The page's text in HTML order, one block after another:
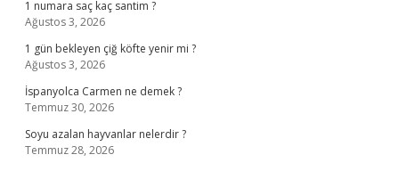
1 numara saç kaç santim ?
Ağustos 3, 2026
1 gün bekleyen çiğ köfte yenir mi ?
Ağustos 3, 2026
İspanyolca Carmen ne demek ?
Temmuz 30, 2026
Soyu azalan hayvanlar nelerdir ?
Temmuz 28, 2026